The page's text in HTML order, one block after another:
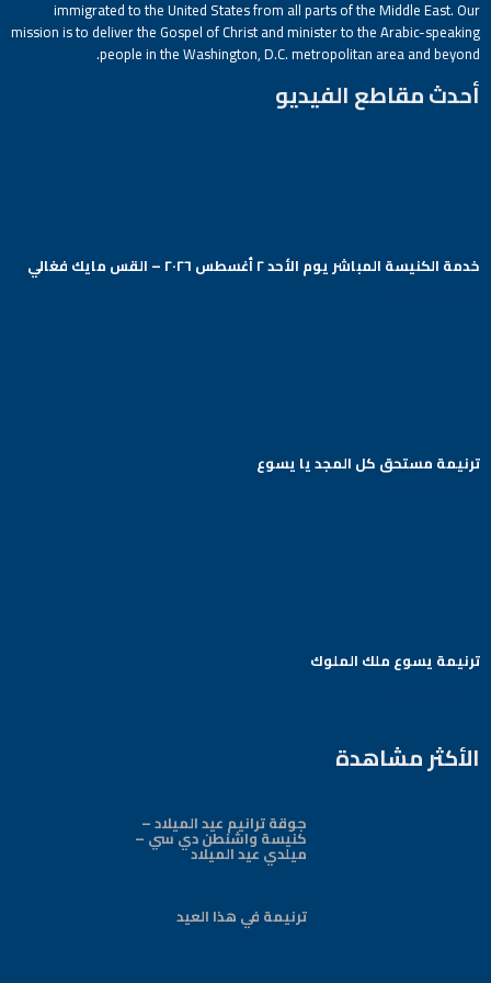
immigrated to the United States from all parts of the Middle East. Our
mission is to deliver the Gospel of Christ and minister to the Arabic-speaking
people in the Washington, D.C. metropolitan area and beyond.
أحدث مقاطع الفيديو
خدمة الكنيسة المباشر يوم الأحد ٢ أغسطس ٢٠٢٦ – القس مايك فغالي
ترنيمة مستحق كل المجد يا يسوع
ترنيمة يسوع ملك الملوك
الأكثر مشاهدة
جوقة ترانيم عيد الميلاد –
كنيسة واشنطن دي سي –
ميلدي عيد الميلاد
ترنيمة في هذا العيد